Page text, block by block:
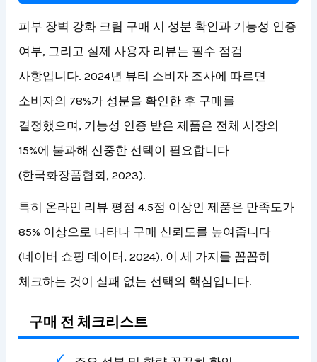
피부 장벽 강화 크림 구매 시 성분 확인과 기능성 인증
여부, 그리고 실제 사용자 리뷰는 필수 점검
사항입니다. 2024년 뷰티 소비자 조사에 따르면
소비자의 78%가 성분을 확인한 후 구매를
결정했으며, 기능성 인증 받은 제품은 전체 시장의
15%에 불과해 신중한 선택이 필요합니다
(한국화장품협회, 2023).
특히 온라인 리뷰 평점 4.5점 이상인 제품은 만족도가
85% 이상으로 나타나 구매 신뢰도를 높여줍니다
(네이버 쇼핑 데이터, 2024). 이 세 가지를 꼼꼼히
체크하는 것이 실패 없는 선택의 핵심입니다.
구매 전 체크리스트